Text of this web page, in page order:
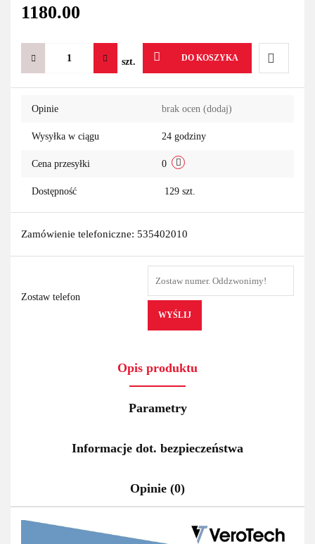
1180.00
szt. DO KOSZYKA
Do
Opinie brak ocen (dodaj)
Wysyłka w ciągu 24 godziny
Cena przesyłki 0
Dostępność 129 szt.
Zamówienie telefoniczne: 535402010
Zostaw telefon
WYŚLIJ
Opis produktu
Parametry
Informacje dot. bezpieczeństwa
Opinie (0)